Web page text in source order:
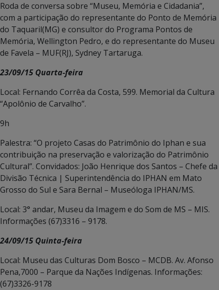
Roda de conversa sobre “Museu, Memória e Cidadania”,
com a participação do representante do Ponto de Memória
do Taquaril(MG) e consultor do Programa Pontos de
Memória, Wellington Pedro, e do representante do Museu
de Favela – MUF(RJ), Sydney Tartaruga.
23/09/15 Quarta-feira
Local: Fernando Corrêa da Costa, 599. Memorial da Cultura
“Apolônio de Carvalho”.
9h
Palestra: “O projeto Casas do Patrimônio do Iphan e sua
contribuição na preservação e valorização do Patrimônio
Cultural”. Convidados: João Henrique dos Santos – Chefe da
Divisão Técnica | Superintendência do IPHAN em Mato
Grosso do Sul e Sara Bernal – Museóloga IPHAN/MS.
Local: 3° andar, Museu da Imagem e do Som de MS – MIS.
Informações (67)3316 – 9178.
24/09/15 Quinta-feira
Local: Museu das Culturas Dom Bosco – MCDB. Av. Afonso
Pena,7000 – Parque da Nações Indígenas. Informações:
(67)3326-9178